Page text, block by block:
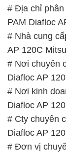
# Địa chỉ
PAM Diafloc
# Nhà cung
AP 120C
# Nơi chuyên
Diafloc AP
# Nơi kinh
Diafloc AP
# Cty chuyên
Diafloc AP
# Đơn vị